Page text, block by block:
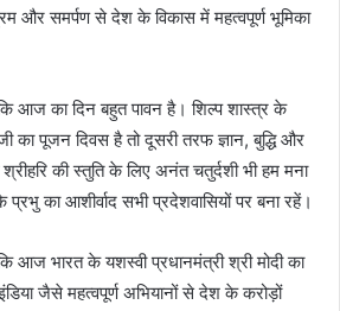
और समर्पण से देश के विकास में महत्वपूर्ण भूमिका
आज का दिन बहुत पावन है। शिल्प शास्त्र के
जी का पूजन दिवस है तो दूसरी तरफ ज्ञान, बुद्धि और
की स्तुति के लिए अनंत चतुर्दशी भी हम मना
प्रभु का आशीर्वाद सभी प्रदेशवासियों पर बना रहें।
आज भारत के यशस्वी प्रधानमंत्री श्री मोदी का
जैसे महत्वपूर्ण अभियानों से देश के करोड़ों